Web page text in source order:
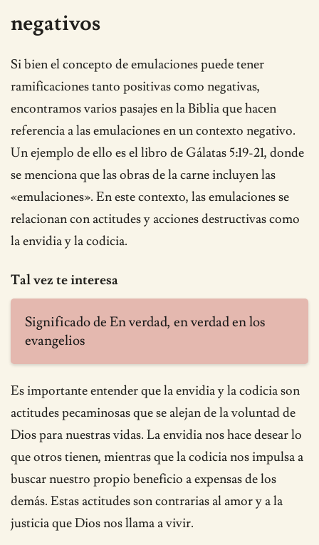
negativos
Si bien el concepto de emulaciones puede tener
ramificaciones tanto positivas como negativas,
encontramos varios pasajes en la Biblia que hacen
referencia a las emulaciones en un contexto negativo.
Un ejemplo de ello es el libro de Gálatas 5:19-21, donde
se menciona que las obras de la carne incluyen las
«emulaciones». En este contexto, las emulaciones se
relacionan con actitudes y acciones destructivas como
la envidia y la codicia.
Tal vez te interesa
Significado de En verdad, en verdad en los
evangelios
Es importante entender que la envidia y la codicia son
actitudes pecaminosas que se alejan de la voluntad de
Dios para nuestras vidas. La envidia nos hace desear lo
que otros tienen, mientras que la codicia nos impulsa a
buscar nuestro propio beneficio a expensas de los
demás. Estas actitudes son contrarias al amor y a la
justicia que Dios nos llama a vivir.